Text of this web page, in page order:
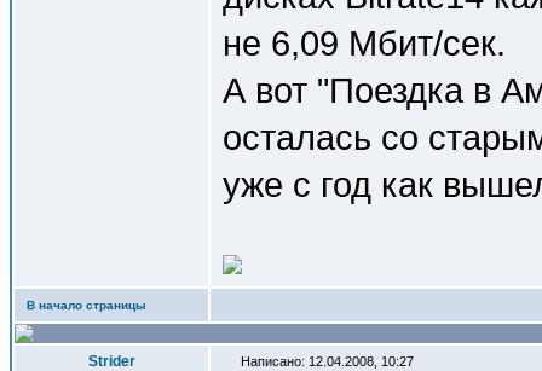
не 6,09 Мбит/сек.
А вот "Поездка в
осталась со
уже с год как
В начало страницы
Strider Написано: 12.04.2008, 10:27